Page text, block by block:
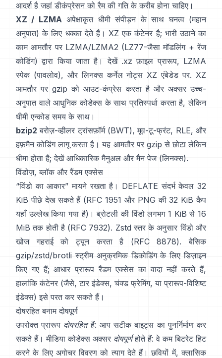
आदर्श है जहां डीकंप्रेसन को रैम की गति के करीब होना चाहिए।
XZ / LZMAअपेक्षाकृत धीमी संपीड़न के साथ घनत्व (महान
अनुपात) के लिए धक्का देते हैं। XZ एक कंटेनर है; भारी उठाने का
काम आमतौर पर LZMA/LZMA2 (LZ77-जैसा मॉडलिंग + रेंज
कोडिंग) द्वारा किया जाता है। देखें .xz फ़ाइल प्रारूप, LZMA
स्पेक (पावलोव), और लिनक्स कर्नेल नोट्स XZ एंबेडेड पर. XZ
आमतौर पर gzip को आउट-कंप्रेस करता है और अक्सर उच्च-
अनुपात वाले आधुनिक कोडेक्स के साथ प्रतिस्पर्धा करता है, लेकिन
धीमी एन्कोड समय के साथ।
bzip2 बरोज़-व्हीलर ट्रांसफ़ॉर्म (BWT), मूव-टू-फ्रंट, RLE, और
हफ़मैन कोडिंग लागू करता है। यह आमतौर पर gzip से छोटा लेकिन
धीमा होता है; देखें आधिकारिक मैनुअल और मैन पेज (लिनक्स).
विंडोज़, ब्लॉक और रैंडम एक्सेस
“विंडो का आकार” मायने रखता है। DEFLATE संदर्भ केवल 32
KiB पीछे देख सकते हैं (RFC 1951 और PNG की 32 KiB कैप
यहाँ उल्लेख किया गया है)। ब्रोटली की विंडो लगभग 1 KiB से 16
MiB तक होती है (RFC 7932). Zstd स्तर के अनुसार विंडो और
खोज गहराई को ट्यून करता है
(RFC 8878). बेसिक
gzip/zstd/brotli स्ट्रीम अनुक्रमिक डिकोडिंग के लिए डिज़ाइन
किए गए हैं; आधार प्रारूप रैंडम एक्सेस का वादा नहीं करते हैं,
हालांकि कंटेनर (जैसे, टार इंडेक्स, चंक्ड फ्रेमिंग, या प्रारूप-विशिष्ट
इंडेक्स) इसे परत कर सकते हैं।
दोषरहित बनाम दोषपूर्ण
उपरोक्त प्रारूप दोषरहितहैं: आप सटीक बाइट्स का पुनर्निर्माण कर
सकते हैं। मीडिया कोडेक्स अक्सर दोषपूर्णहोते हैं: वे कम बिटरेट हिट
करने के लिए अगोचर विवरण को त्याग देते हैं। छवियों में, क्लासिक